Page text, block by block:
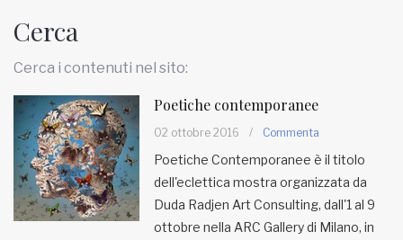
HOME
RUBRICHE
MUNICIPI
Cerca
Cerca i contenuti nel sito:
Poetiche contemporanee
02 ottobre 2016 / Commenta
Poetiche Contemporanee è il titolo
dell'eclettica mostra organizzata da
Duda Radjen Art Consulting, dall'1 al 9
ottobre nella ARC Gallery di Milano, in